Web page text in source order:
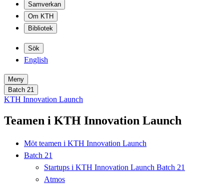
Samverkan
Om KTH
Bibliotek
Sök
English
Meny
Batch 21
KTH Innovation Launch
Teamen i KTH Innovation Launch
Möt teamen i KTH Innovation Launch
Batch 21
Startups i KTH Innovation Launch Batch 21
Atmos